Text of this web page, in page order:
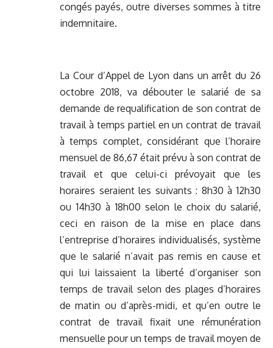
congés payés, outre diverses sommes à titre
indemnitaire.
La Cour d’Appel de Lyon dans un arrêt du 26
octobre 2018, va débouter le salarié de sa
demande de requalification de son contrat de
travail à temps partiel en un contrat de travail
à temps complet, considérant que l’horaire
mensuel de 86,67 était prévu à son contrat de
travail et que celui-ci prévoyait que les
horaires seraient les suivants : 8h30 à 12h30
ou 14h30 à 18h00 selon le choix du salarié,
ceci en raison de la mise en place dans
l’entreprise d’horaires individualisés, système
que le salarié n’avait pas remis en cause et
qui lui laissaient la liberté d’organiser son
temps de travail selon des plages d’horaires
de matin ou d’après-midi, et qu’en outre le
contrat de travail fixait une rémunération
mensuelle pour un temps de travail moyen de